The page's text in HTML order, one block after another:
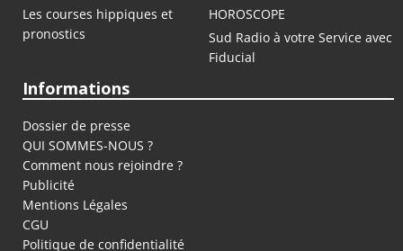
Les courses hippiques et
pronostics
HOROSCOPE
Sud Radio à votre Service avec
Fiducial
Informations
Dossier de presse
QUI SOMMES-NOUS ?
Comment nous rejoindre ?
Publicité
Mentions Légales
CGU
Politique de confidentialité